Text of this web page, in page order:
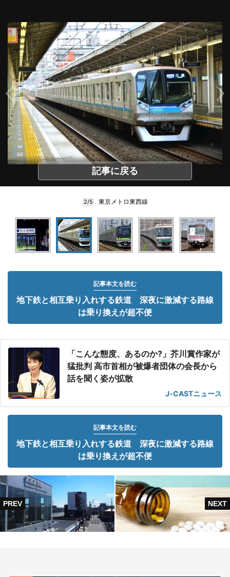
記事に戻る
2/5 東京メトロ東西線
記事本文を読む
地下鉄と相互乗り入れする鉄道 深夜に激減する路線
は乗り換えが超不便
「こんな態度、あるのか?」芥川賞作家が
猛批判 高市首相が被爆者団体の会長から
話を聞く姿が拡散
J-CASTニュース
記事本文を読む
地下鉄と相互乗り入れする鉄道 深夜に激減する路線
は乗り換えが超不便